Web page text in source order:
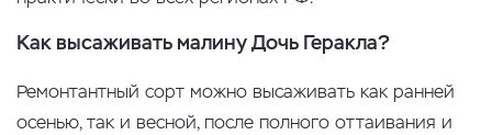
Как высаживать малину Дочь Геракла?
Ремонтантный сорт можно высаживать как ранней
осенью, так и весной, после полного оттаивания и